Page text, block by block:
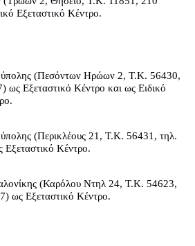
Εξεταστικό Κέντρο.
(Πεσόντων Ηρώων 2, Τ.Κ. 56430,
ως Εξεταστικό Κέντρο και ως Ειδικό
(Περικλέους 21, Τ.Κ. 56431, τηλ.
Κέντρο.
(Καρόλου Ντηλ 24, Τ.Κ. 54623,
ως Εξεταστικό Κέντρο.